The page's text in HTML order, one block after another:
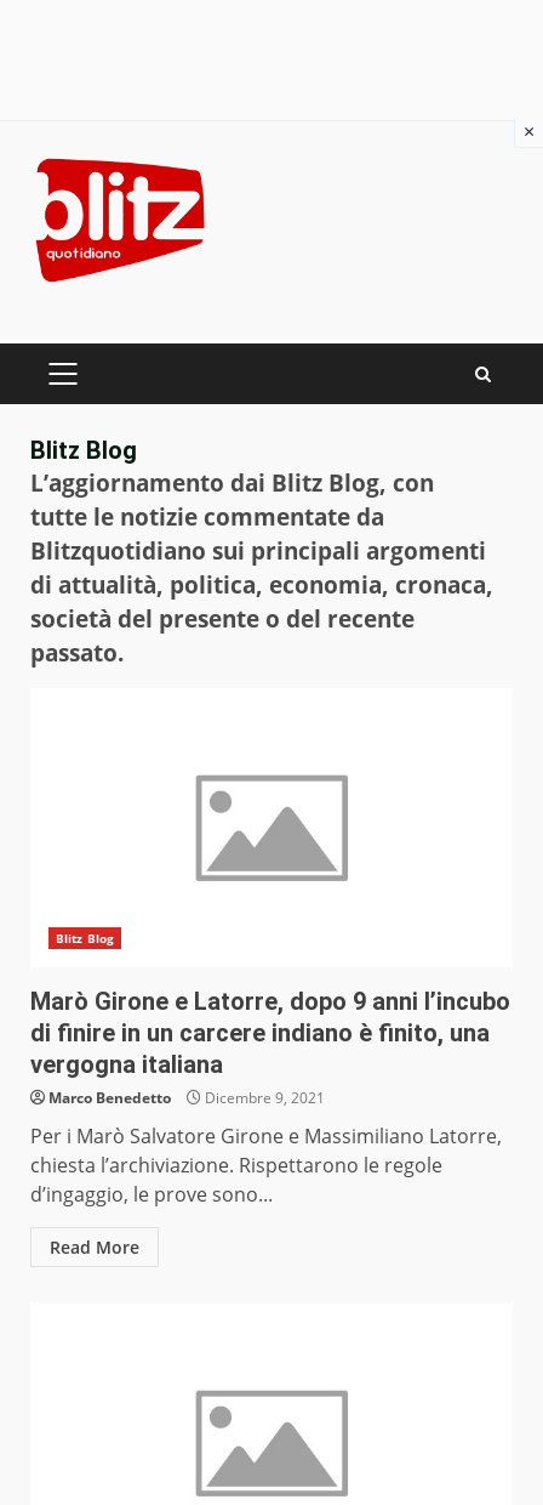
content
PRIMARY
Blitz Blog
L’aggiornamento dai Blitz Blog, con
tutte le notizie commentate da
Blitzquotidiano sui principali argomenti
di attualità, politica, economia, cronaca,
società del presente o del recente
passato.
Blitz Blog
Marò Girone e Latorre, dopo 9 anni l’incubo
di finire in un carcere indiano è finito, una
vergogna italiana
Marco Benedetto Dicembre 9, 2021
Per i Marò Salvatore Girone e Massimiliano Latorre,
chiesta l’archiviazione. Rispettarono le regole
d’ingaggio, le prove sono...
Read More
×